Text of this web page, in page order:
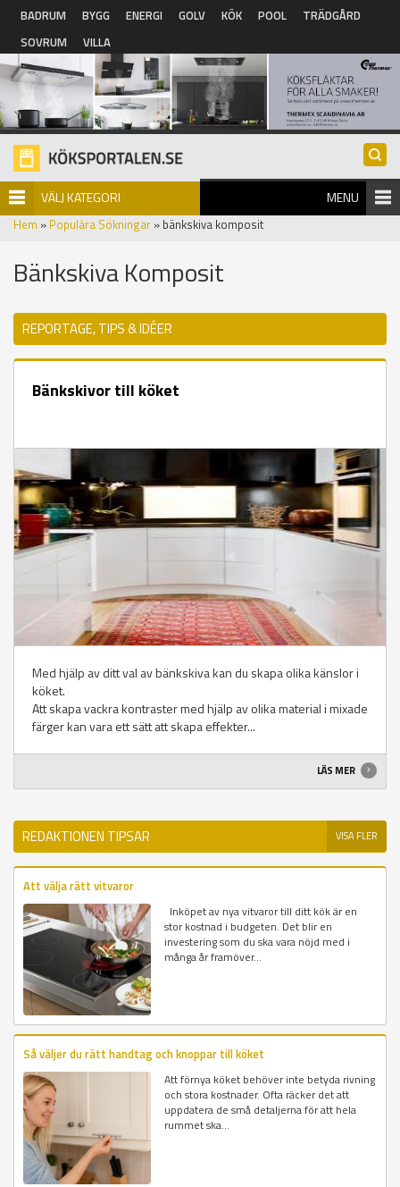
Hoppa till huvudinnehåll
BADRUM BYGG ENERGI GOLV KÖK POOL
TRÄDGÅRD
SOVRUM
VILLA
VÄLJ KATEGORI MENU
Hem » Populära Sökningar » bänkskiva komposit
Bänkskiva Komposit
REPORTAGE, TIPS & IDÉER
Bänkskivor till köket
Med hjälp av ditt val av bänkskiva kan du skapa olika känslor i
köket.
Att skapa vackra kontraster med hjälp av olika material i mixade
färger kan vara ett sätt att skapa effekter...
LÄS MER
REDAKTIONEN TIPSAR VISA FLER
Att välja rätt vitvaror
Inköpet av nya vitvaror till ditt kök är en
stor kostnad i budgeten. Det blir en
investering som du ska vara nöjd med i
många år framöver...
Så väljer du rätt handtag och knoppar till köket
Att förnya köket behöver inte betyda rivning
och stora kostnader. Ofta räcker det att
uppdatera de små detaljerna för att hela
rummet ska...